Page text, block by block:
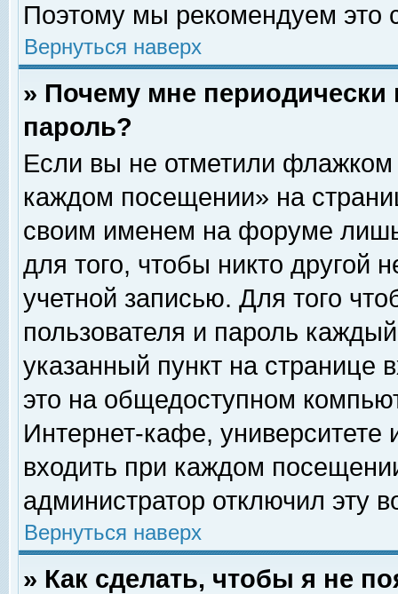
Поэтому мы рекомендуем это
Вернуться наверх
» Почему мне
пароль?
Если вы не отметили флажком
каждом посещении» на
своим именем на форуме
для того, чтобы никто другой
учетной записью. Для того
пользователя и пароль
указанный пункт на
это на общедоступном
Интернет-кафе, университете
входить при каждом
администратор отключил эту
Вернуться наверх
» Как сделать, чтобы я не